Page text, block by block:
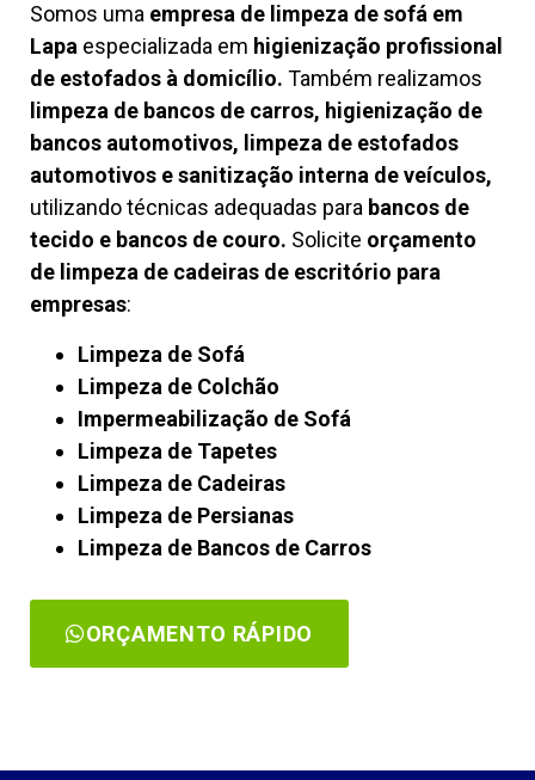
Somos uma empresa de limpeza de sofá em
Lapa especializada em higienização profissional
de estofados à domicílio. Também realizamos
limpeza de bancos de carros, higienização de
bancos automotivos, limpeza de estofados
automotivos e sanitização interna de veículos,
utilizando técnicas adequadas para bancos de
tecido e bancos de couro. Solicite orçamento
de limpeza de cadeiras de escritório para
empresas:
Limpeza de Sofá
Limpeza de Colchão
Impermeabilização de Sofá
Limpeza de Tapetes
Limpeza de Cadeiras
Limpeza de Persianas
Limpeza de Bancos de Carros
ORÇAMENTO RÁPIDO